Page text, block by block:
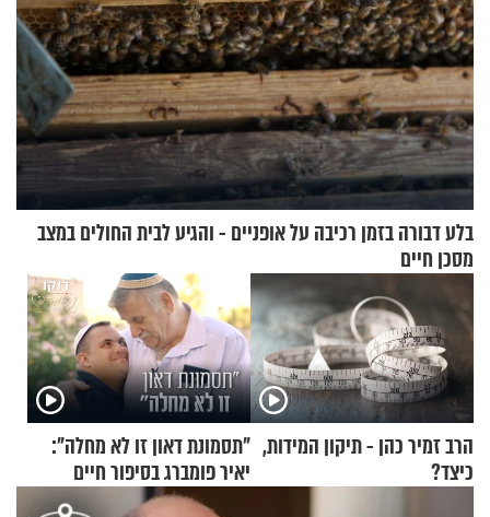
בלע דבורה בזמן רכיבה על אופניים - והגיע לבית החולים במצב
מסכן חיים
הרב זמיר כהן - תיקון המידות,
כיצד?
"תסמונת דאון זו לא מחלה":
יאיר פומברג בסיפור חיים
מעורר השראה